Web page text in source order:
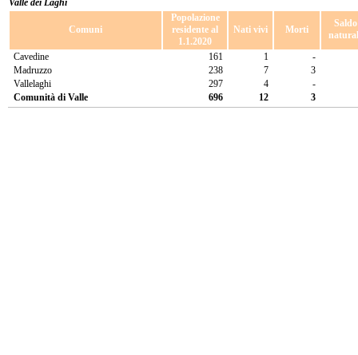
Valle dei Laghi
Comuni
Popolazione
residente al
1.1.2020
Nati vivi Morti
Saldo
Cavedine
161 1
-
Madruzzo
238 7
3
Vallelaghi
297 4
-
Comunità di Valle
696 12 3